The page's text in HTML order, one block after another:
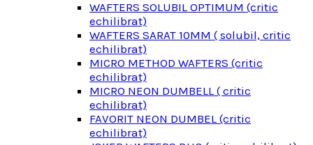
WAFTERS SOLUBIL OPTIMUM (critic
echilibrat)
WAFTERS SARAT 10MM ( solubil, critic
echilibrat)
MICRO METHOD WAFTERS (critic
echilibrat)
MICRO NEON DUMBELL ( critic
echilibrat)
FAVORIT NEON DUMBEL (critic
echilibrat)